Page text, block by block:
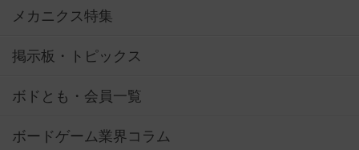
メカニクス特集
掲示板・トピックス
ボドとも・会員一覧
ボードゲーム業界コラム